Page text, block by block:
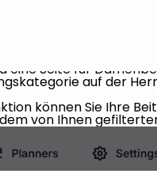
Kategorien, in denen
und eine Kategorie für
Seite für
auf der
können Sie Ihre
von Ihnen